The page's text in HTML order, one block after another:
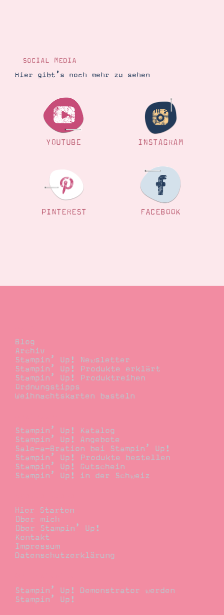
SOCIAL MEDIA
Hier gibt’s noch mehr zu sehen
YOUTUBE INSTAGRAM
PINTEREST FACEBOOK
Blog
Archiv
Stampin’ Up! Newsletter
Stampin’ Up! Produkte erklärt
Stampin’ Up! Produktreihen
Ordnungstipps
Weihnachtskarten basteln
Stampin’ Up! Katalog
Stampin’ Up! Angebote
Sale-a-Bration bei Stampin’ Up!
Stampin’ Up! Produkte bestellen
Stampin’ Up! Gutschein
Stampin’ Up! in der Schweiz
Hier Starten
Über mich
Über Stampin’ Up!
Kontakt
Impressum
Datenschutzerklärung
Stampin’ Up! Demonstrator werden
Stampin’ Up!